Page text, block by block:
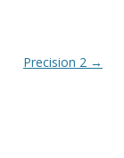
Precision 2 →